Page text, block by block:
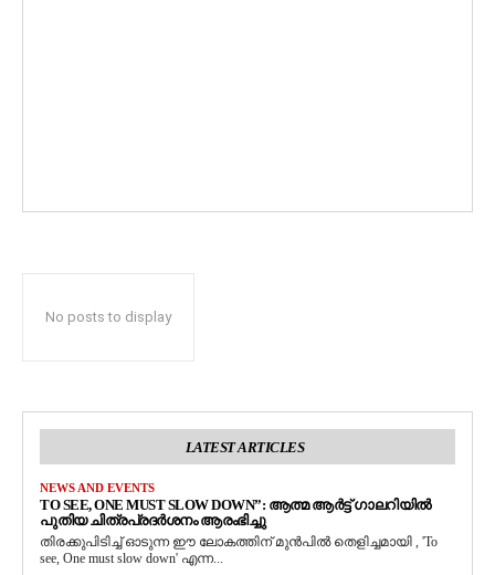
No posts to display
LATEST ARTICLES
NEWS AND EVENTS
TO SEE, ONE MUST SLOW DOWN”: ആത്മ ആർട്ട് ഗാലറിയിൽ
പുതിയ ചിത്രപ്രദർശനം ആരംഭിച്ചു
തിരക്കുപിടിച്ച് ഓടുന്ന ഈ ലോകത്തിന് മുൻപിൽ തെളിച്ചമായി , 'To
see, One must slow down' എന്ന...